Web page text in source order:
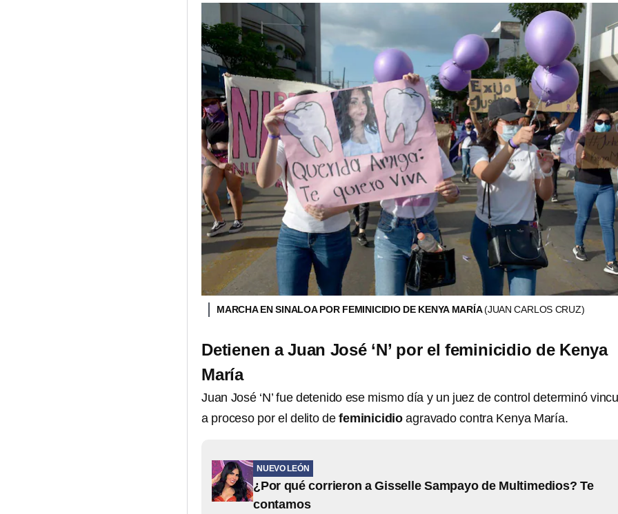
MARCHA EN SINALOA POR FEMINICIDIO DE KENYA MARÍA(JUAN CARLOS CRUZ)
Detienen a Juan José ‘N’ por el feminicidio de Kenya
María
Juan José ‘N’ fue detenido ese mismo día y un juez de control determinó
a proceso por el delito defeminicidio agravado contra Kenya María.
NUEVO LEÓN
¿Por qué corrieron a Gisselle Sampayo de Multimedios? Te
contamos